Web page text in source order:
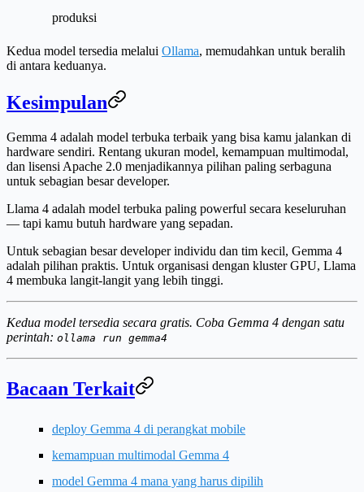
produksi
Kedua model tersedia melalui Ollama, memudahkan untuk beralih
di antara keduanya.
Kesimpulan
Gemma 4 adalah model terbuka terbaik yang bisa kamu jalankan di
hardware sendiri. Rentang ukuran model, kemampuan multimodal,
dan lisensi Apache 2.0 menjadikannya pilihan paling serbaguna
untuk sebagian besar developer.
Llama 4 adalah model terbuka paling powerful secara keseluruhan
— tapi kamu butuh hardware yang sepadan.
Untuk sebagian besar developer individu dan tim kecil, Gemma 4
adalah pilihan praktis. Untuk organisasi dengan kluster GPU, Llama
4 membuka langit-langit yang lebih tinggi.
Kedua model tersedia secara gratis. Coba Gemma 4 dengan satu
perintah: ollama run gemma4
Bacaan Terkait
deploy Gemma 4 di perangkat mobile
kemampuan multimodal Gemma 4
model Gemma 4 mana yang harus dipilih